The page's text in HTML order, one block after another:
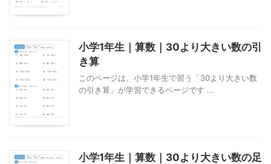
小学1年生｜算数｜30より大きい数の引
き算
このページは、小学1年生で習う「30より大きい数
の引き算」が学習できるページです ...
小学1年生｜算数｜30より大きい数の足